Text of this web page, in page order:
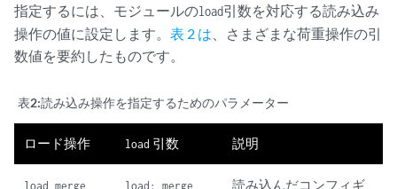
指定するには、モジュールのload引数を対応する読み込み
操作の値に設定します。 表 2 は 、さまざまな荷重操作の引
数値を要約したものです。
表2:読み込み操作を指定するためのパラメーター
ロード操作 load 引数 説明
load merge load: merge
読み込んだコンフィギ